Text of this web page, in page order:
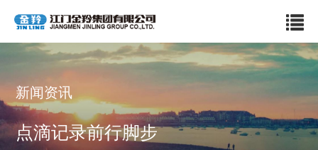
新闻资讯
点滴记录前行脚步